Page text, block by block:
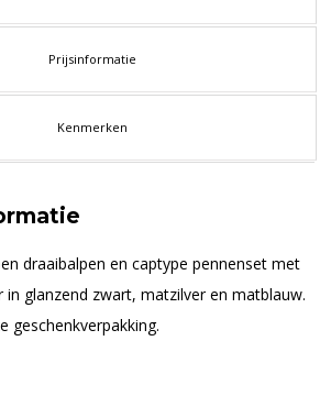
Prijsinformatie
Kenmerken
draaibalpen en captype pennenset met
in glanzend zwart, matzilver en matblauw.
geschenkverpakking.